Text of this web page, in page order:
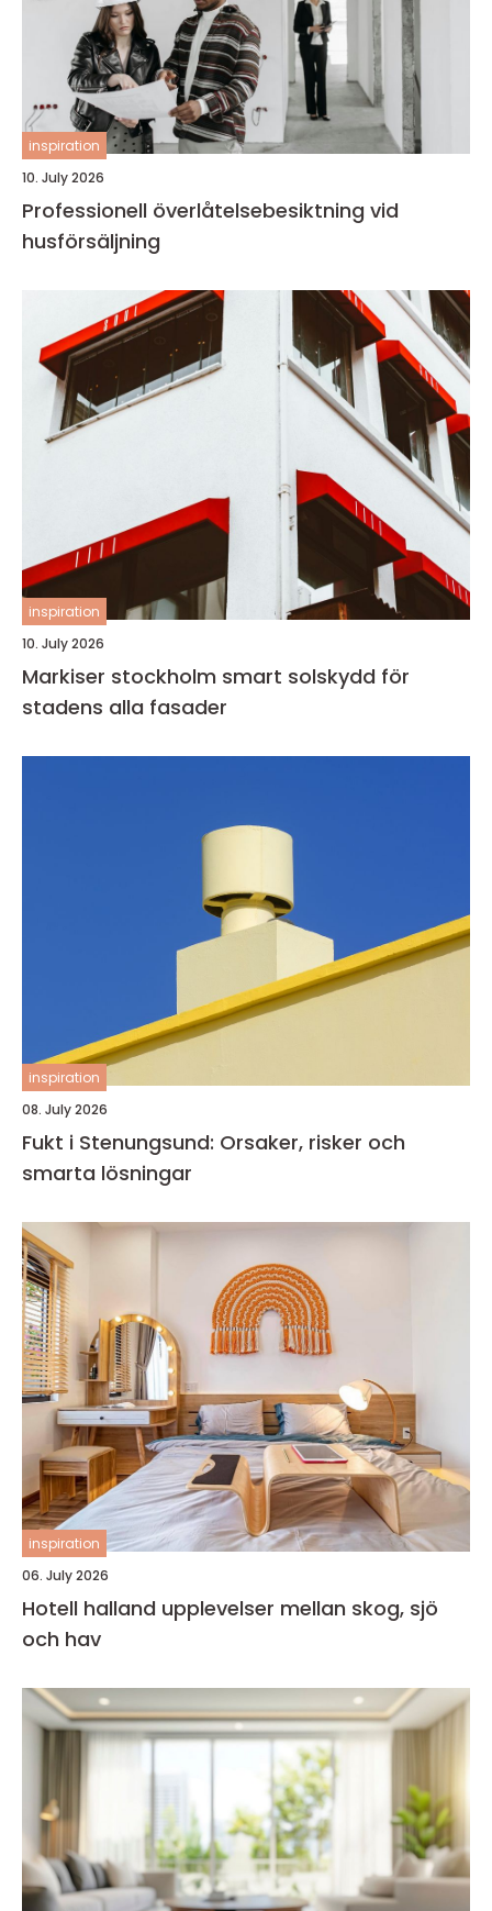
inspiration
10. July 2026
Professionell överlåtelsebesiktning vid
husförsäljning
inspiration
10. July 2026
Markiser stockholm smart solskydd för
stadens alla fasader
inspiration
08. July 2026
Fukt i Stenungsund: Orsaker, risker och
smarta lösningar
inspiration
06. July 2026
Hotell halland upplevelser mellan skog, sjö
och hav